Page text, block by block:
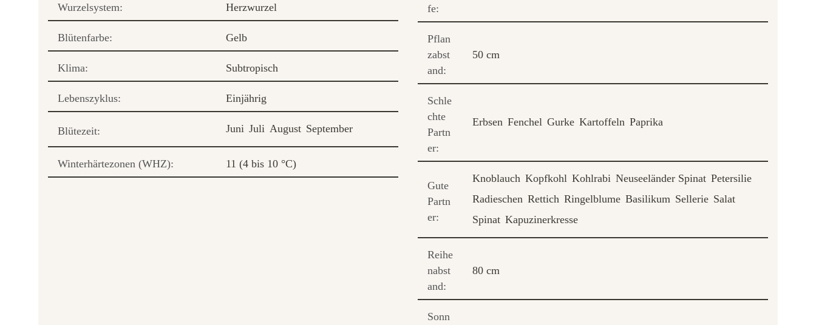
Wurzelsystem: Herzwurzel
Blütenfarbe: Gelb
Klima: Subtropisch
Lebenszyklus: Einjährig
Blütezeit: Juni Juli August September
Winterhärtezonen (WHZ): 11 (4 bis 10 °C)
fe:
Pflan
zabst
and:
50 cm
Schle
chte
Partn
er:
Erbsen Fenchel Gurke Kartoffeln Paprika
Gute
Partn
er:
Knoblauch Kopfkohl Kohlrabi Neuseeländer Spinat Petersilie
Radieschen Rettich Ringelblume Basilikum Sellerie Salat
Spinat Kapuzinerkresse
Reihe
nabst
and:
80 cm
Sonn